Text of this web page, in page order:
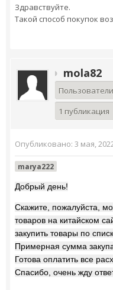
Здравствуйте.
Такой способ покупок
mola82
Пользователи
1 публикация
Опубликовано: 3 мая,
marya222
Добрый день!
Скажите, пожалуйста,
товаров на китайском
закупить товары по
Примерная сумма
Готова оплатить все
Спасибо, очень жду